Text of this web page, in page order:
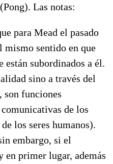
Las notas:
para Mead el pasado
mismo sentido en que
están subordinados a él.
sino a través del
son funciones
de los
los seres humanos).
embargo, si el
en primer lugar, además